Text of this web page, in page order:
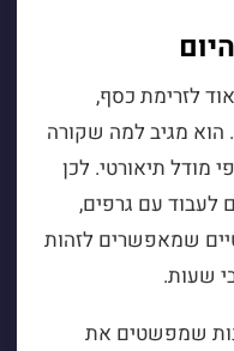
לזרימת כסף,
הוא מגיב למה שקורה
מודל תיאורטי. לכן
לעבוד עם גרפים,
שמאפשרים לזהות
שעות.
שמפשטים את